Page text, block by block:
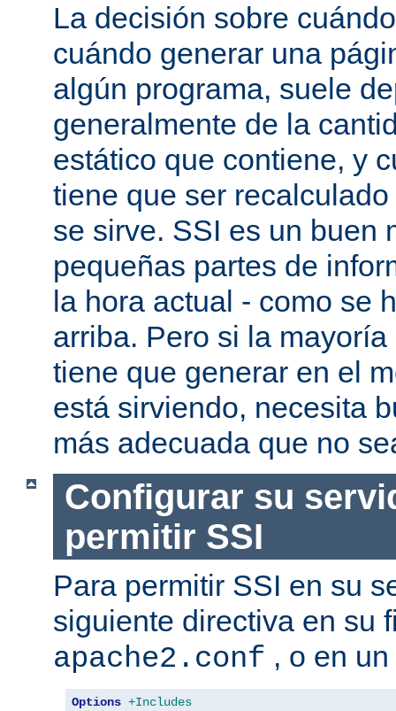
La decisión sobre
cuándo generar una
algún programa, suele
generalmente de la
estático que contiene, y
tiene que ser
se sirve. SSI es un buen
pequeñas partes de
la hora actual - como se
arriba. Pero si la
tiene que generar en el
está sirviendo, necesita
más adecuada que no
Configurar su
permitir SSI
Para permitir SSI en su
siguiente directiva en su
apache2.conf , o en
Options +Includes